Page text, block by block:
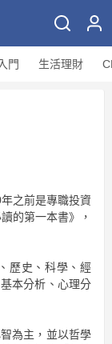
門 生活理財
之前是專職投資
的第一本書》，
歷史、科學、經
本分析、心理分
為主，並以哲學